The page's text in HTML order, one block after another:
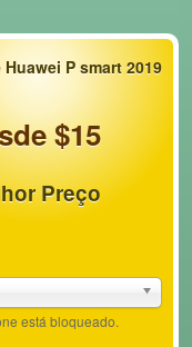
P smart 2019
$15
Preço
está bloqueado.